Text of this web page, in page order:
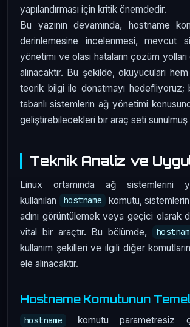
yapılandırması için kritik önemdedir.
Bu yazının devamında, hostname
derinlemesine incelenmesi, mevcut
yönetimi ve olası hataların çözüm
alınacaktır. Bu şekilde, okuyucuları
teorik bilgi ile donatmayı hedefliyoruz;
tabanlı sistemlerin ağ yönetimi
geliştirebilecekleri bir araç seti sunulmuş
Teknik Analiz ve
Linux ortamında ağ sistemlerini
kullanılan
hostname
komutu,
adını görüntülemek veya geçici olarak
vital bir araçtır. Bu bölümde,
kullanım şekilleri ve ilgili diğer
ele alınacaktır.
Hostname Komutunun Temel
hostname
komutu parametresiz